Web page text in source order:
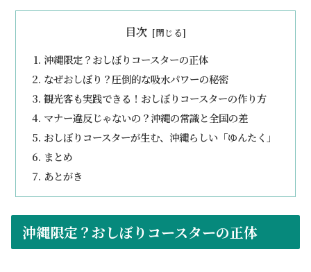
目次
沖縄限定？おしぼりコースターの正体
なぜおしぼり？圧倒的な吸水パワーの秘密
観光客も実践できる！おしぼりコースターの作り方
マナー違反じゃないの？沖縄の常識と全国の差
おしぼりコースターが生む、沖縄らしい「ゆんたく」
まとめ
あとがき
沖縄限定？おしぼりコースターの正体